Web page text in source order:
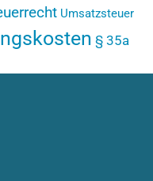
Umsatzsteuer
§ 35a